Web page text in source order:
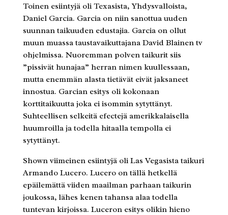
Toinen esiintyjä oli Texasista, Yhdysvalloista,
Daniel Garcia. Garcia on niin sanottua uuden
suunnan taikuuden edustajia. Garcia on ollut
muun muassa taustavaikuttajana David Blainen tv
ohjelmissa. Nuoremman polven taikurit siis
”pissivät hunajaa” herran nimen kuullessaan,
mutta enemmän alasta tietävät eivät jaksaneet
innostua. Garcian esitys oli kokonaan
korttitaikuutta joka ei isommin sytyttänyt.
Suhteellisen selkeitä efectejä amerikkalaisella
huumroilla ja todella hitaalla tempolla ei
sytyttänyt.
Shown viimeinen esiintyjä oli Las Vegasista taikuri
Armando Lucero. Lucero on tällä hetkellä
epäilemättä viiden maailman parhaan taikurin
joukossa, lähes kenen tahansa alaa todella
tuntevan kirjoissa. Luceron esitys olikin hieno